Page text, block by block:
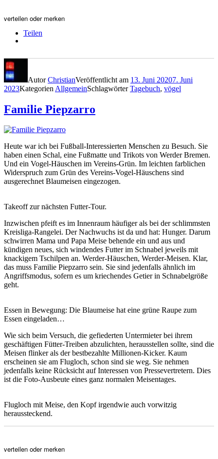
verteilen oder merken
Teilen
AutorChristianVeröffentlicht am 13. Juni 20207. Juni
2023Kategorien AllgemeinSchlagwörterTagebuch, vögel
Familie Piepzarro
Heute war ich bei Fußball-Interessierten Menschen zu Besuch. Sie
haben einen Schal, eine Fußmatte und Trikots von Werder Bremen.
Und ein Vogel-Häuschen im Vereins-Grün. Im leichten farblichen
Widerspruch zum Grün des Vereins-Vogel-Häuschens sind
ausgerechnet Blaumeisen eingezogen.
Takeoff zur nächsten Futter-Tour.
Inzwischen pfeift es im Innenraum häufiger als bei der schlimmsten
Kreisliga-Rangelei. Der Nachwuchs ist da und hat: Hunger. Darum
schwirren Mama und Papa Meise behende ein und aus und
kündigen neues, sich windendes Futter im Schnabel jeweils mit
knackigem Tschilpen an. Werder-Häuschen, Werder-Meisen. Klar,
das muss Familie Piepzarro sein. Sie sind jedenfalls ähnlich im
Angriffsmodus, sofern es um kriechendes Getier in Schnabelgröße
geht.
Essen in Bewegung: Die Blaumeise hat eine grüne Raupe zum
Essen eingeladen…
Wie sich beim Versuch, die gefiederten Untermieter bei ihrem
geschäftigen Fütter-Treiben abzulichten, herausstellen sollte, sind die
Meisen flinker als der bestbezahlte Millionen-Kicker. Kaum
erscheinen sie am Flugloch, schon sind sie weg. Sie nehmen
jedenfalls keine Rücksicht auf Interessen von Pressevertretern. Dies
ist die Foto-Ausbeute eines ganz normalen Meisentages.
Flugloch mit Meise, den Kopf irgendwie auch vorwitzig
heraussteckend.
verteilen oder merken